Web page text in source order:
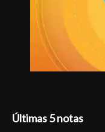
Últimas 5 notas